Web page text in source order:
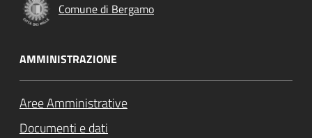
Comune di Bergamo
AMMINISTRAZIONE
Aree Amministrative
Documenti e dati